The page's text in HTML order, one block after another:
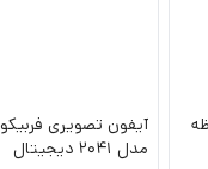
مدل 2041 دیجیتال